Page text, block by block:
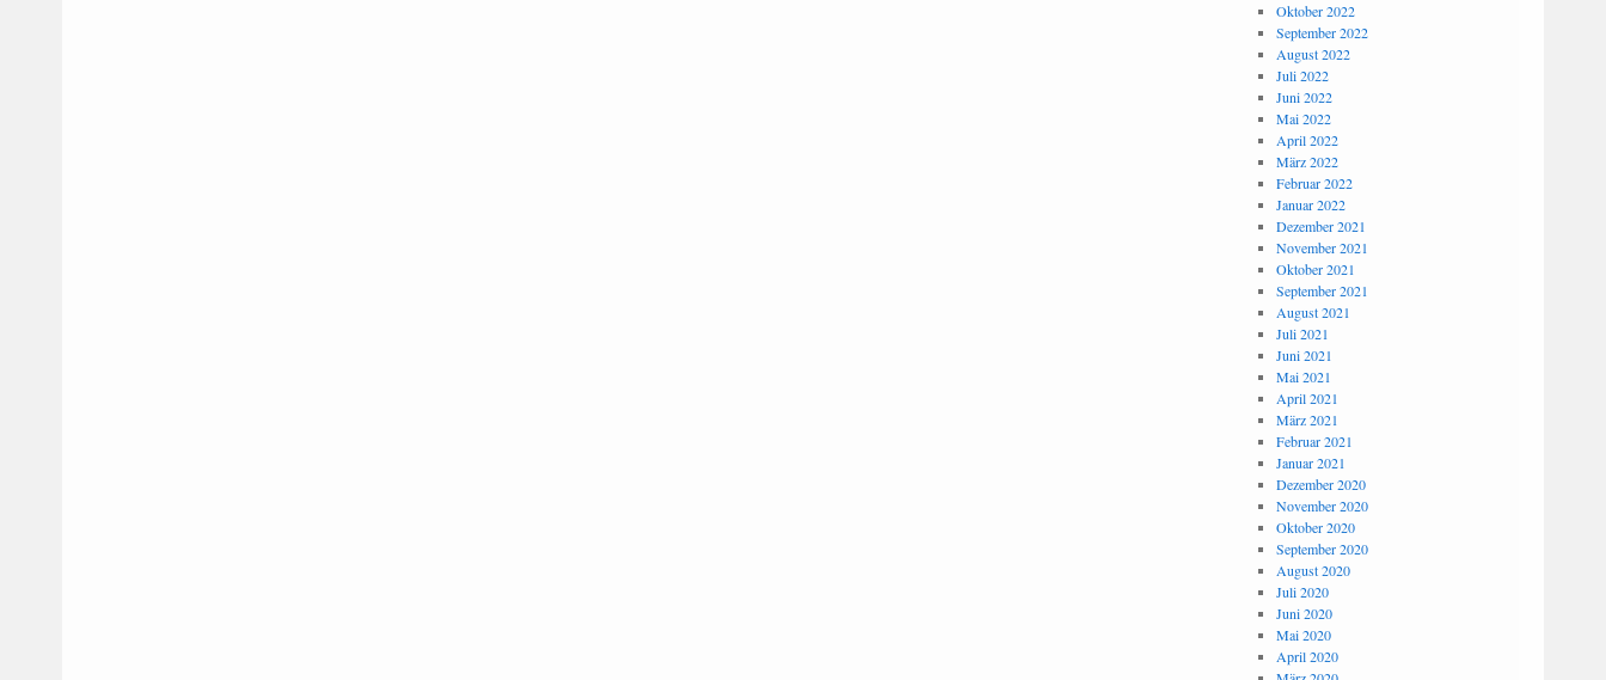
Oktober 2022
September 2022
August 2022
Juli 2022
Juni 2022
Mai 2022
April 2022
März 2022
Februar 2022
Januar 2022
Dezember 2021
November 2021
Oktober 2021
September 2021
August 2021
Juli 2021
Juni 2021
Mai 2021
April 2021
März 2021
Februar 2021
Januar 2021
Dezember 2020
November 2020
Oktober 2020
September 2020
August 2020
Juli 2020
Juni 2020
Mai 2020
April 2020